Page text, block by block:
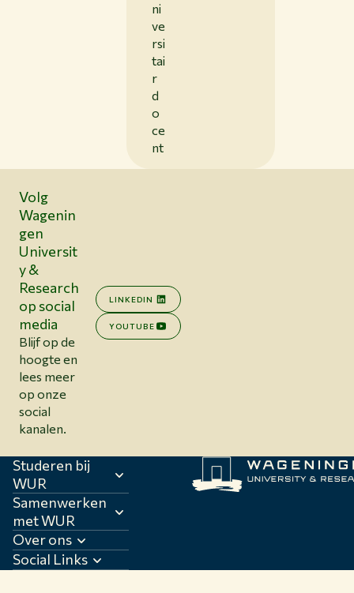
ni
ve
rsi
tai
r
d
o
ce
nt
Volg
Wagenin
gen
Universit
y &
Research
op social
media
Blijf op de
hoogte en
lees meer
op onze
social
kanalen.
LINKEDIN
YOUTUBE
Studeren bij
WUR
Samenwerken
met WUR
Over ons
Social Links